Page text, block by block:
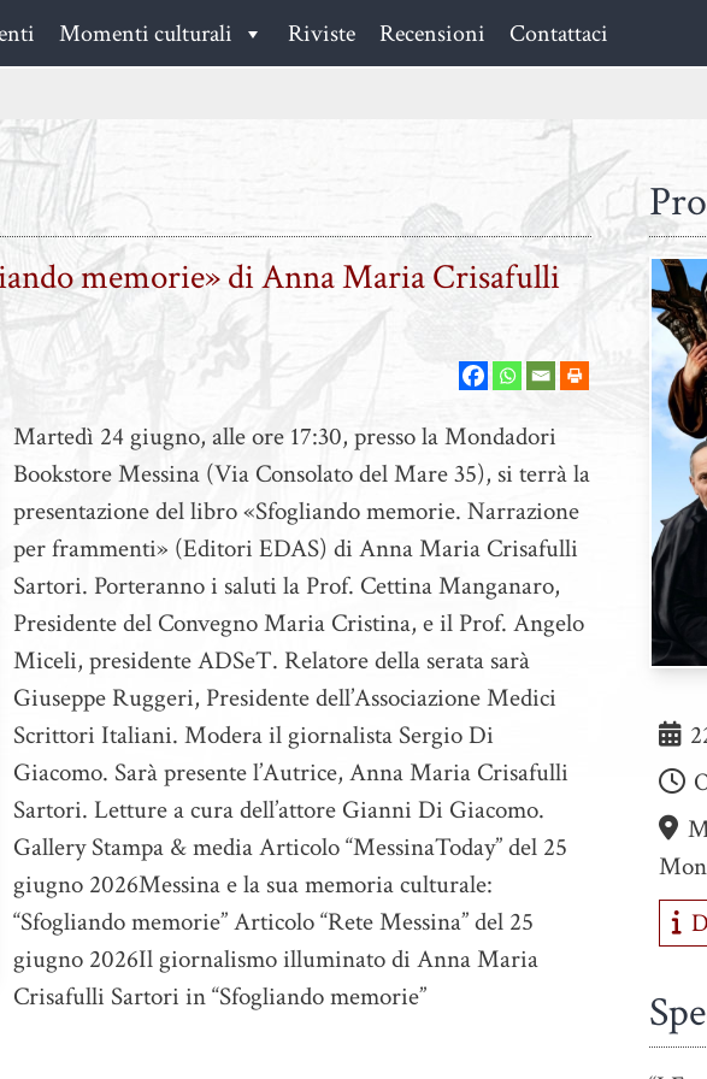
Momenti culturali Riviste Recensioni Contattaci
memorie» di Anna Maria Crisafulli
Martedì 24 giugno, alle ore 17:30, presso la Mondadori
Bookstore Messina (Via Consolato del Mare 35), si terrà la
presentazione del libro «Sfogliando memorie. Narrazione
per frammenti» (Editori EDAS) di Anna Maria Crisafulli
Sartori. Porteranno i saluti la Prof. Cettina Manganaro,
Presidente del Convegno Maria Cristina, e il Prof. Angelo
Miceli, presidente ADSeT. Relatore della serata sarà
Giuseppe Ruggeri, Presidente dell’Associazione Medici
Scrittori Italiani. Modera il giornalista Sergio Di
Giacomo. Sarà presente l’Autrice, Anna Maria Crisafulli
Sartori. Letture a cura dell’attore Gianni Di Giacomo.
Gallery Stampa & media Articolo “MessinaToday” del 25
giugno 2026Messina e la sua memoria culturale:
“Sfogliando memorie” Articolo “Rete Messina” del 25
giugno 2026Il giornalismo illuminato di Anna Maria
Crisafulli Sartori in “Sfogliando memorie”